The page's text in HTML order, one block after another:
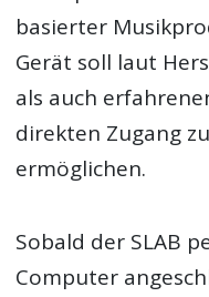
basierter
Gerät soll laut
als auch
direkten Zugang
ermöglichen.
Sobald der SLAB
Computer